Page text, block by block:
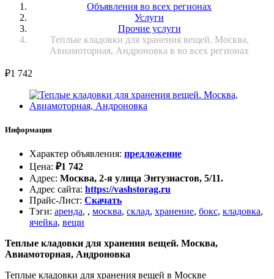
Объявления во всех регионах
Услуги
Прочие услуги
Теплые кладовки для хранения вещей. Москва,
Авиамоторная, Андроновка в во всех регионах
₽1 742
Информация
Характер объявления: предложение
Цена: ₽1 742
Адрес: Москва, 2-я улица Энтузиастов, 5/11.
Адрес сайта: https://vashstorag.ru
Прайс-Лист: Скачать
Тэги: аренда, , москва, склад, хранение, бокс, кладовка,
ячейка, вещи
Теплые кладовки для хранения вещей. Москва,
Авиамоторная, Андроновка
Теплые кладовки для хранения вещей в Москве